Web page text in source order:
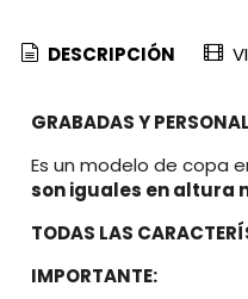
DESCRIPCIÓN
GRABADAS Y
Es un modelo de copa
son iguales en altura
TODAS LAS
IMPORTANTE: